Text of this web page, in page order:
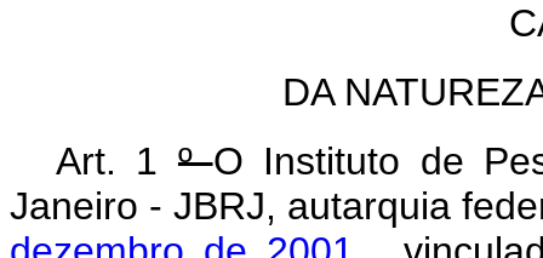
DA
Art. 1 ºO Instituto de
Janeiro - JBRJ, autarquia